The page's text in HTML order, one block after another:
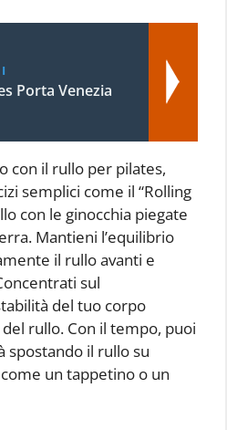
Porta Venezia
con il rullo per pilates,
semplici come il “Rolling
con le ginocchia piegate
Mantieni l’equilibrio
il rullo avanti e
sul
del tuo corpo
rullo. Con il tempo, puoi
spostando il rullo su
un tappetino o un